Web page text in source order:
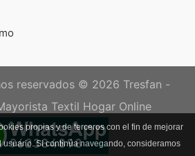
propias y de terceros con el fin de mejorar
usuario. Si continúa navegando, consideramos
reservados © 2026 Tresfan -
Textil Hogar Online